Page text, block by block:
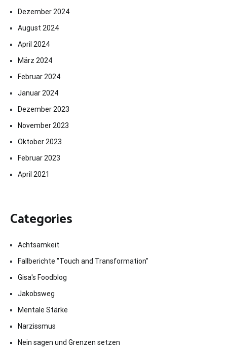
Dezember 2024
August 2024
April 2024
März 2024
Februar 2024
Januar 2024
Dezember 2023
November 2023
Oktober 2023
Februar 2023
April 2021
Categories
Achtsamkeit
Fallberichte "Touch and Transformation"
Gisa's Foodblog
Jakobsweg
Mentale Stärke
Narzissmus
Nein sagen und Grenzen setzen